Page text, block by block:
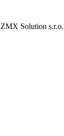
Solution s.r.o.